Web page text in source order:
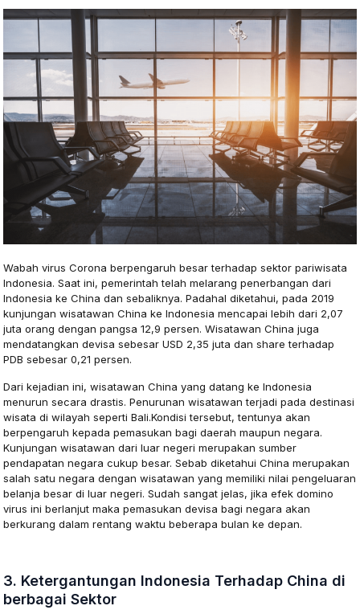
Wabah virus Corona berpengaruh besar terhadap sektor pariwisata
Indonesia. Saat ini, pemerintah telah melarang penerbangan dari
Indonesia ke China dan sebaliknya. Padahal diketahui, pada 2019
kunjungan wisatawan China ke Indonesia mencapai lebih dari 2,07
juta orang dengan pangsa 12,9 persen. Wisatawan China juga
mendatangkan devisa sebesar USD 2,35 juta dan share terhadap
PDB sebesar 0,21 persen.
Dari kejadian ini, wisatawan China yang datang ke Indonesia
menurun secara drastis. Penurunan wisatawan terjadi pada destinasi
wisata di wilayah seperti Bali.Kondisi tersebut, tentunya akan
berpengaruh kepada pemasukan bagi daerah maupun negara.
Kunjungan wisatawan dari luar negeri merupakan sumber
pendapatan negara cukup besar. Sebab diketahui China merupakan
salah satu negara dengan wisatawan yang memiliki nilai pengeluaran
belanja besar di luar negeri. Sudah sangat jelas, jika efek domino
virus ini berlanjut maka pemasukan devisa bagi negara akan
berkurang dalam rentang waktu beberapa bulan ke depan.
3. Ketergantungan Indonesia Terhadap China di
berbagai Sektor